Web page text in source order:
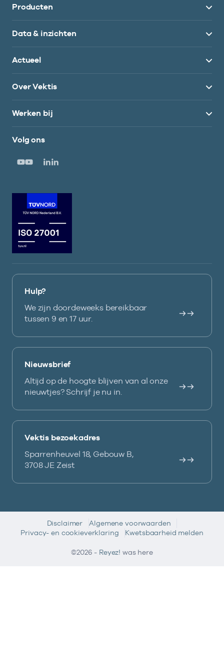
Producten
Data & inzichten
Actueel
Over Vektis
Werken bij
Volg ons
Hulp?
We zijn doordeweeks bereikbaar
tussen 9 en 17 uur.
Nieuwsbrief
Altijd op de hoogte blijven van al onze
nieuwtjes? Schrijf je nu in.
Vektis bezoekadres
Sparrenheuvel 18, Gebouw B,
3708 JE Zeist
Disclaimer
Algemene voorwaarden
Privacy- en cookieverklaring
Kwetsbaarheid melden
©2026 - Reyez! was here